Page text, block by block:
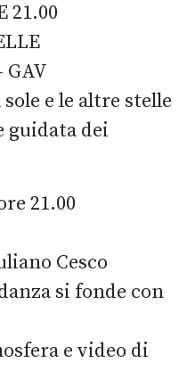
21.00
GAV
e le altre stelle
guidata dei
21.00
Cesco
si fonde con
e video di